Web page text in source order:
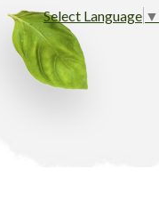
Select Language ▼